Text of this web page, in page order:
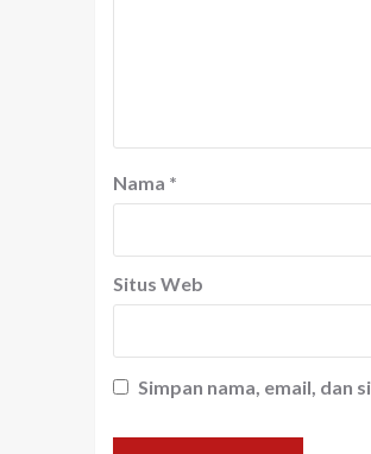
Nama *
Situs Web
Simpan nama, email, dan